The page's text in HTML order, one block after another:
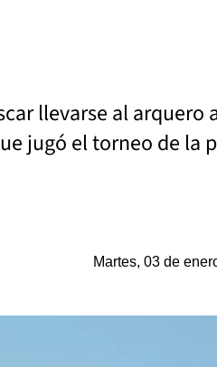
llevarse al arquero
jugó el torneo de la
Martes, 03 de